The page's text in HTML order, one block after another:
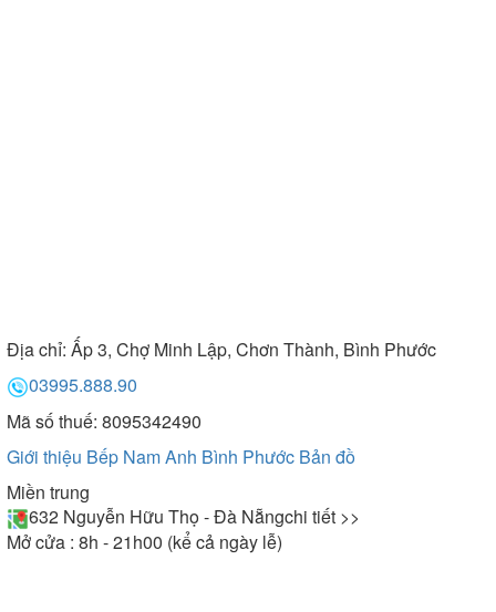
Địa chỉ: Ấp 3, Chợ Minh Lập, Chơn Thành, Bình Phước
03995.888.90
Mã số thuế: 8095342490
Giới thiệu Bếp Nam Anh Bình Phước Bản đồ
Miền trung
632 Nguyễn Hữu Thọ - Đà Nẵngchi tiết >>
Mở cửa : 8h - 21h00 (kể cả ngày lễ)